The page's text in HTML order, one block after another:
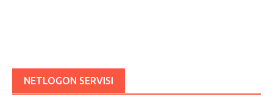
NETLOGON SERVISI